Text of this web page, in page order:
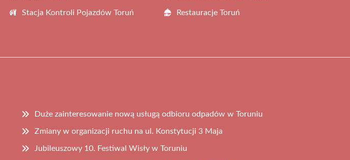
Stacja Kontroli Pojazdów Toruń Restauracje Toruń
Duże zainteresowanie nową usługą odbioru odpadów w Toruniu
Zmiany w organizacji ruchu na ul. Konstytucji 3 Maja
Jubileuszowy 10. Festiwal Wisły w Toruniu